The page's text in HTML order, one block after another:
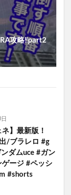
攻略‼️part2
ネ】最新版！
/ブラレロ #g
ダムuce #ガン
ゲージ #ペッシ
#shorts